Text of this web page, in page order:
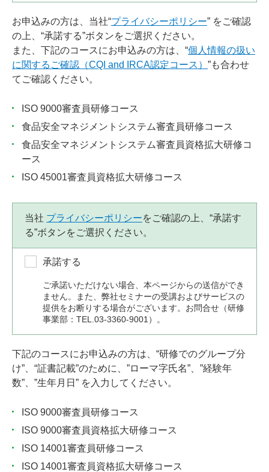
お申込みの方は、当社“プライバシーポリシー” をご確認
の上、“承諾する”ボタンをご選択ください。
また、下記のコースにお申込みの方は、“個人情報の扱い
に関するご確認（CQI and IRCA認定コース） ”も合わせ
てご確認ください。
ISO 9000審査員研修コース
食品安全マネジメントシステム審査員研修コース
食品安全マネジメントシステム審査員資格拡大研修コ
ース
ISO 45001審査員資格拡大研修コース
当社 プライバシーポリシーをご確認の上、“承諾す
る”ボタンをご選択ください。
承諾する
ご承諾いただけない場合、本ページからの送信ができ
ません。また、弊社セミナーの受講およびサービスの
提供をお断りする場合がございます。お問合せ（研修
事業部：TEL.03-3360-9001）。
下記のコースにお申込みの方は、“研修でのグループ分
け”、“証書記載”のために、”ローマ字氏名”、”経験年
数”、”生年月日” を入力してください。
ISO 9000審査員研修コース
ISO 9000審査員資格拡大研修コース
ISO 14001審査員研修コース
ISO 14001審査員資格拡大研修コース